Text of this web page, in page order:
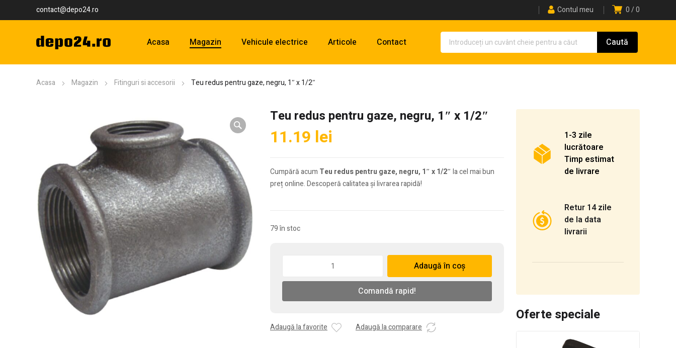
contact@depo24.ro 0 0
Contul meu
Acasa Magazin Vehicule electrice Articole Contact
Acasa Magazin Fitinguri si accesorii Teu redus pentru gaze, negru, 1″ x 1/2″
Teu redus pentru gaze, negru, 1″ x 1/2″
11.19 lei
Cumpără acum Teu redus pentru gaze, negru, 1″ x 1/2″ la cel mai bun
preț online. Descoperă calitatea și livrarea rapidă!
79 în stoc
redus
gaze,
1"
Adaugă în coș
Comandă rapid!
Adaugă la favorite Adaugă la comparare
1-3 zile
lucrătoare
Timp estimat
de livrare
Retur 14 zile
de la data
livrarii
Oferte speciale